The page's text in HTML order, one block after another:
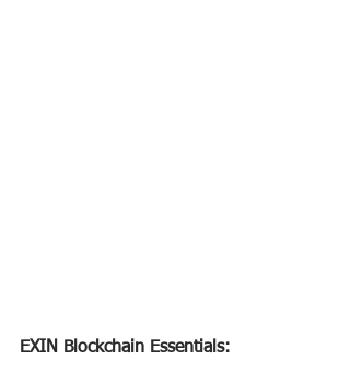
EXIN Blockchain Essentials: